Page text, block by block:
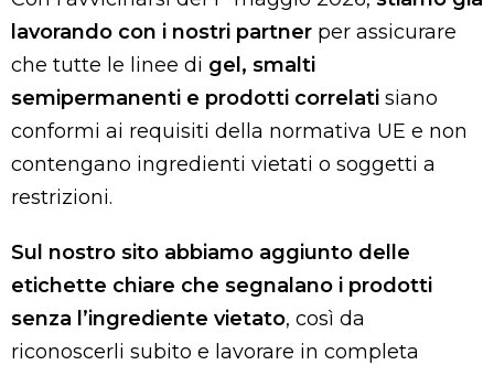
lavorando con i nostri partner per assicurare
che tutte le linee di gel, smalti
semipermanenti e prodotti correlati siano
conformi ai requisiti della normativa UE e non
contengano ingredienti vietati o soggetti a
restrizioni.
Sul nostro sito abbiamo aggiunto delle
etichette chiare che segnalano i prodotti
senza l’ingrediente vietato, così da
riconoscerli subito e lavorare in completa